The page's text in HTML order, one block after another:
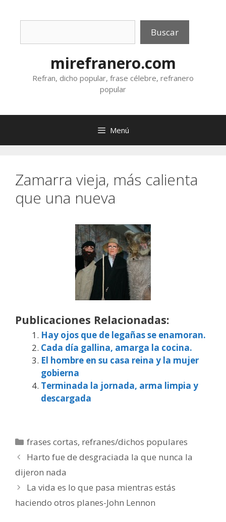
Buscar
mirefranero.com
Refran, dicho popular, frase célebre, refranero
popular
Menú
Zamarra vieja, más calienta
que una nueva
Publicaciones Relacionadas:
Hay ojos que de legañas se enamoran.
Cada día gallina, amarga la cocina.
El hombre en su casa reina y la mujer
gobierna
Terminada la jornada, arma limpia y
descargada
Categorías
frases cortas, refranes/dichos populares
Harto fue de desgraciada la que nunca la
dijeron nada
La vida es lo que pasa mientras estás
haciendo otros planes-John Lennon